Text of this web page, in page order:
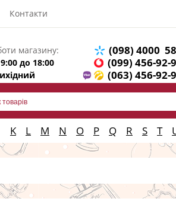
Контакти
магазину:
до 18:00
(098) 4000
(099) 456-92-
(063) 456-92-
K L M N O P Q R S T